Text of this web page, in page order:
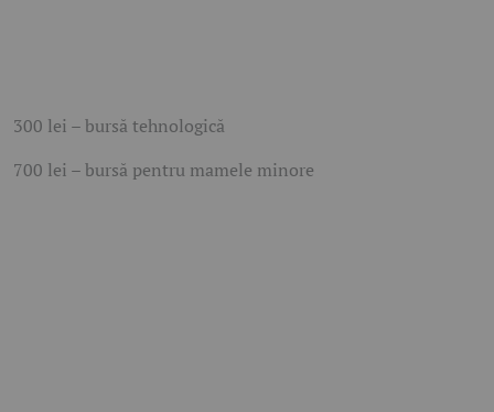
300 lei – bursă tehnologică
700 lei – bursă pentru mamele minore